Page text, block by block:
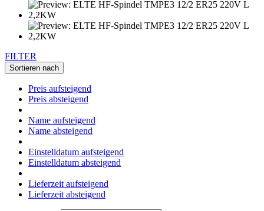
FILTER
Sortieren nach
Preis aufsteigend
Preis absteigend
Name aufsteigend
Name absteigend
Einstelldatum aufsteigend
Einstelldatum absteigend
Lieferzeit aufsteigend
Lieferzeit absteigend